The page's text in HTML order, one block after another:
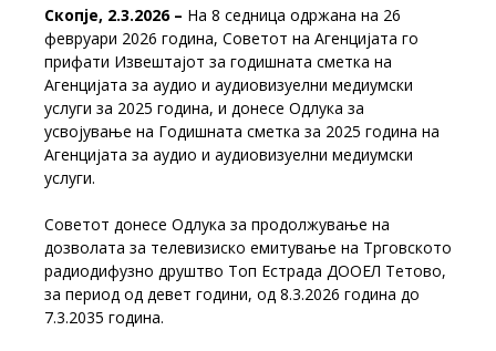
Скопје, 2.3.2026 – На 8 седница одржана на 26
февруари 2026 година, Советот на Агенцијата го
прифати Извештајот за годишната сметка на
Агенцијата за аудио и аудиовизуелни медиумски
услуги за 2025 година, и донесе Одлука за
усвојување на Годишната сметка за 2025 година на
Агенцијата за аудио и аудиовизуелни медиумски
услуги.
Советот донесе Одлука за продолжување на
дозволата за телевизиско емитување на Трговското
радиодифузно друштво Топ Естрада ДООЕЛ Тетово,
за период од девет години, од 8.3.2026 година до
7.3.2035 година.